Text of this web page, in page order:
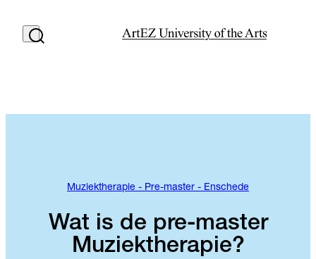
Muziektherapie - Pre-master - Enschede
Wat is de pre-master
Muziektherapie?